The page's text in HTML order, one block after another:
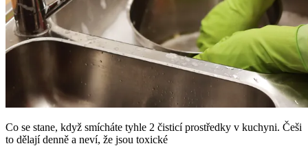
Co se stane, když smícháte tyhle 2 čisticí prostředky v kuchyni. Češi
to dělají denně a neví, že jsou toxické